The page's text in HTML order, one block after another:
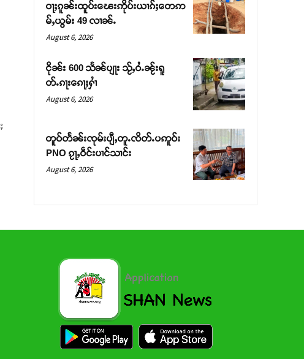
ဝႃႈၵူၼ်းထူပ်းၽေးဢိုပ်းယၢၵ်ႈတေဢ
မ်ႇယွမ်း 49 လၢၼ်ႉ
August 6, 2026
ငိုၼ်း 600 သႅၼ်ပျႃး သႂ်ႇဝႆႉၼႂ်းရူ
တ်ႉၵႃးၵေႃႈႁၢႆ
August 6, 2026
တူဝ်တႅၼ်းၸုမ်းပျီႇတူႉၸိတ်ႉပဢူဝ်း
PNO ၵႂႃႇဝဵင်းပၢင်သၢင်း
August 6, 2026